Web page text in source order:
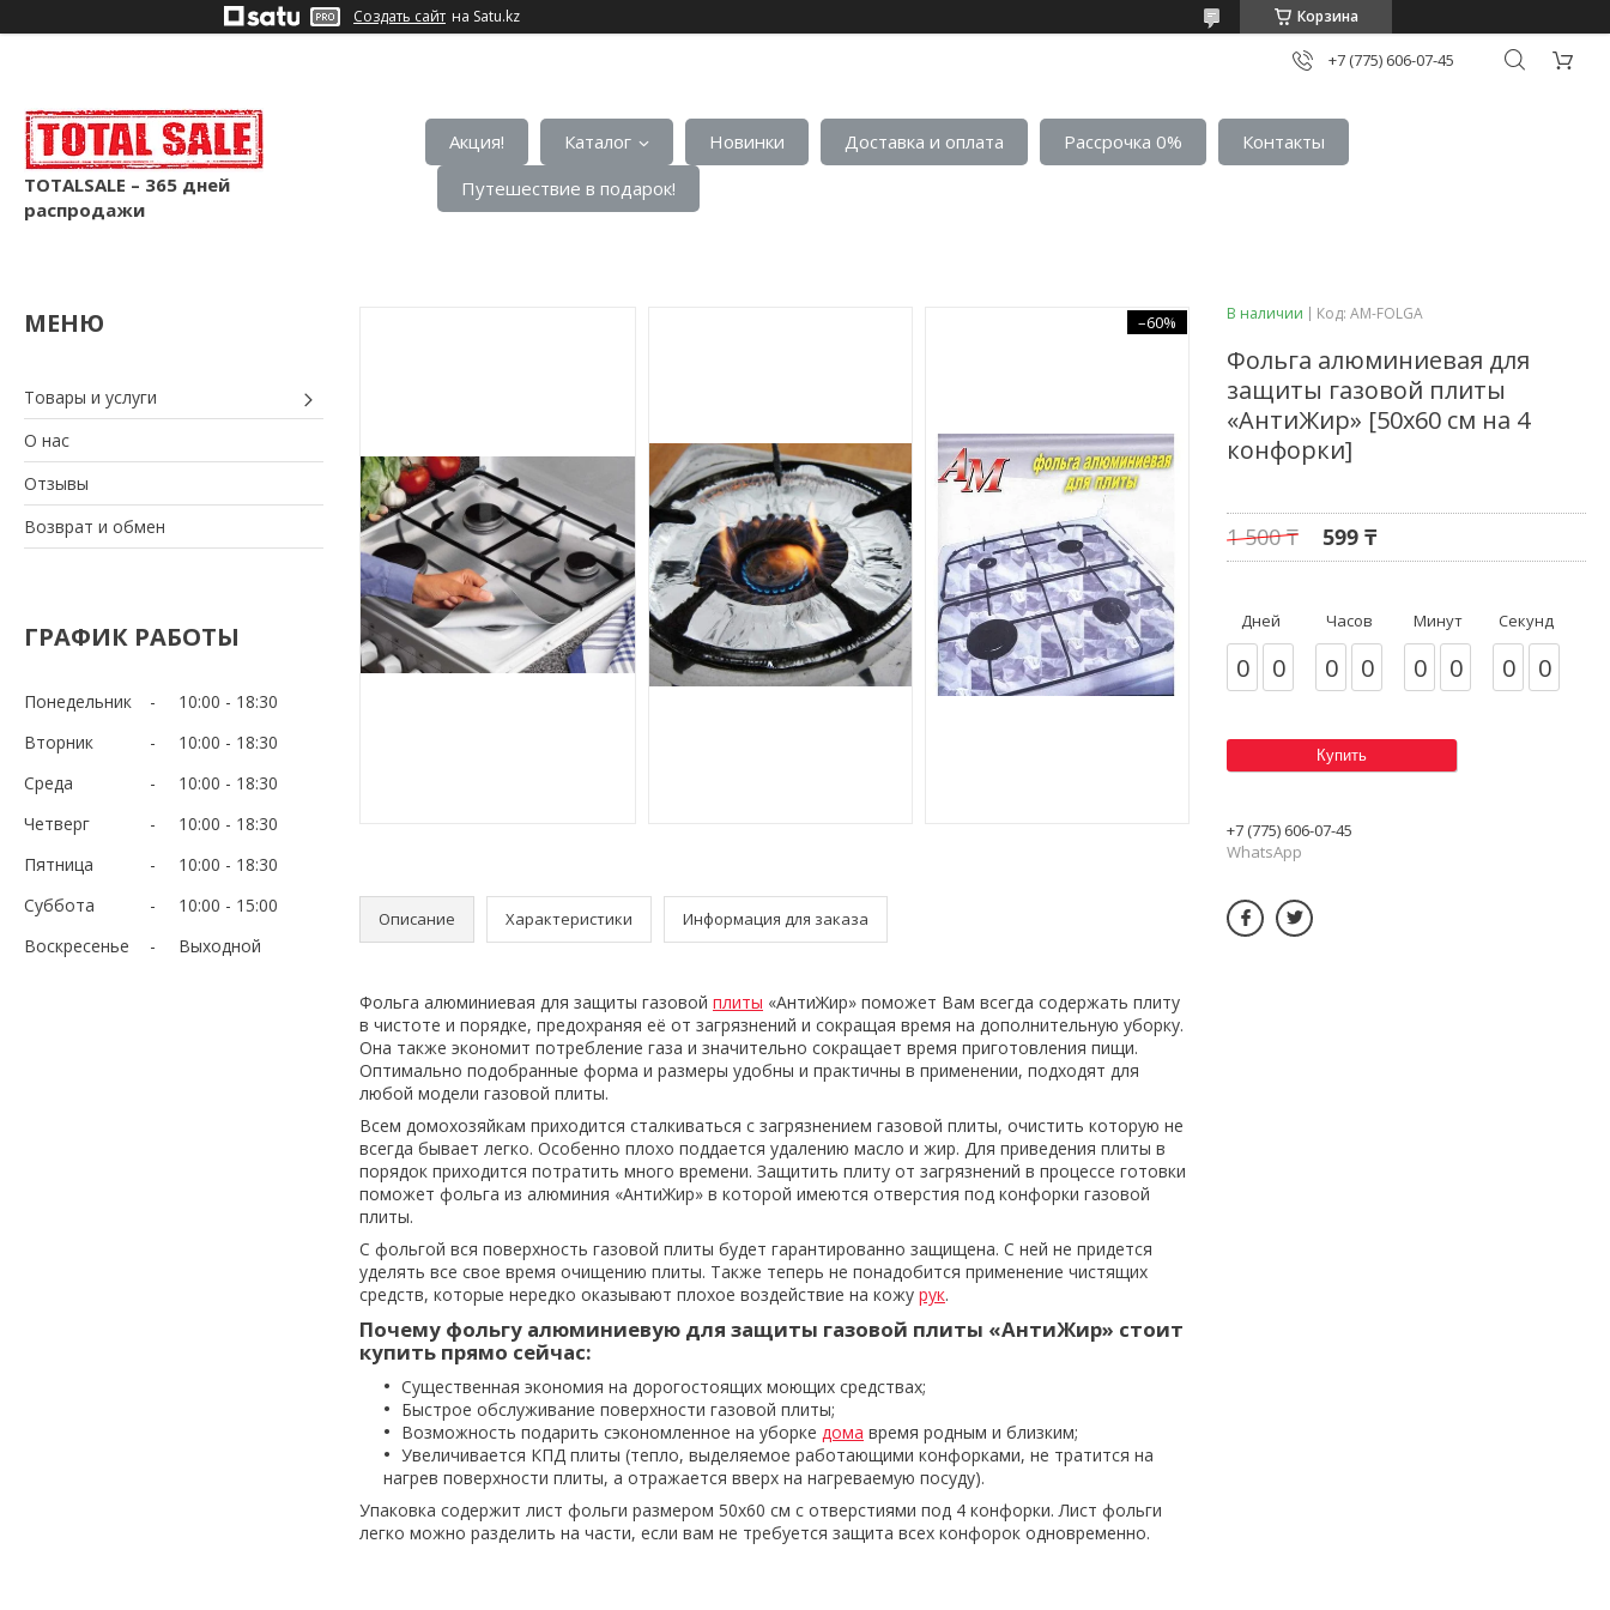
Создать сайт на Satu.kz Корзина
+7 (775) 606-07-45
TOTALSALE – 365 дней
распродажи
Акция! Каталог Новинки Доставка и оплата Рассрочка 0%
Контакты
Путешествие в подарок!
Товары и услуги
О нас
Отзывы
Возврат и обмен
ГРАФИК РАБОТЫ
Понедельник 10:00
18:30
Вторник
10:00
18:30
Среда
10:00
18:30
Четверг
10:00
18:30
Пятница
10:00
18:30
Суббота
10:00
15:00
Воскресенье
Выходной
–60%
Описание Характеристики Информация для заказа
Фольга алюминиевая для защиты газовой плиты «АнтиЖир» поможет Вам всегда содержать плиту
в чистоте и порядке, предохраняя её от загрязнений и сокращая время на дополнительную уборку.
Она также экономит потребление газа и значительно сокращает время приготовления пищи.
Оптимально подобранные форма и размеры удобны и практичны в применении, подходят для
любой модели газовой плиты.
Всем домохозяйкам приходится сталкиваться с загрязнением газовой плиты, очистить которую не
всегда бывает легко. Особенно плохо поддается удалению масло и жир. Для приведения плиты в
порядок приходится потратить много времени. Защитить плиту от загрязнений в процессе готовки
поможет фольга из алюминия «АнтиЖир» в которой имеются отверстия под конфорки газовой
плиты.
С фольгой вся поверхность газовой плиты будет гарантированно защищена. С ней не придется
уделять все свое время очищению плиты. Также теперь не понадобится применение чистящих
средств, которые нередко оказывают плохое воздействие на кожу рук.
Почему фольгу алюминиевую для защиты газовой плиты «АнтиЖир» стоит
купить прямо сейчас:
Существенная экономия на дорогостоящих моющих средствах;
Быстрое обслуживание поверхности газовой плиты;
Возможность подарить сэкономленное на уборке дома время родным и близким;
Увеличивается КПД плиты (тепло, выделяемое работающими конфорками, не тратится на
нагрев поверхности плиты, а отражается вверх на нагреваемую посуду).
Упаковка содержит лист фольги размером 50х60 см с отверстиями под 4 конфорки. Лист фольги
легко можно разделить на части, если вам не требуется защита всех конфорок одновременно.
В наличии Код: AM-FOLGA
Фольга алюминиевая для
защиты газовой плиты
«АнтиЖир» [50х60 см на 4
конфорки]
1 500 ₸ 599 ₸
Дней
0 0
Часов
0 0
Минут
0 0
Секунд
0 0
Купить
+7 (775) 606-07-45
WhatsApp